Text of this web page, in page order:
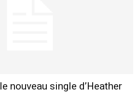
nouveau single d’Heather